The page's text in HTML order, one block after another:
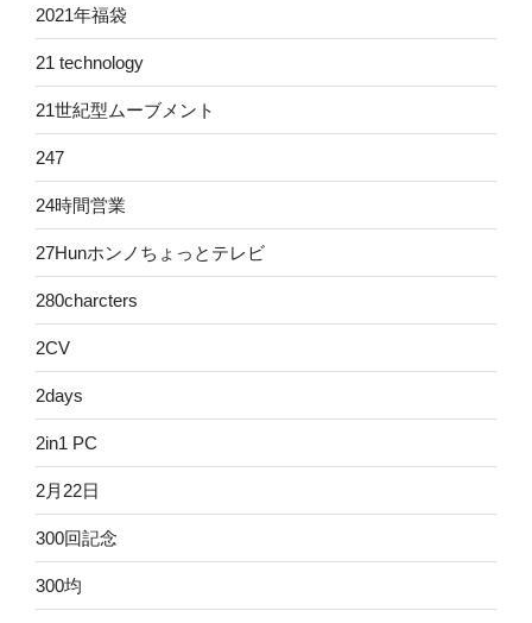
2021年福袋
21 technology
21世紀型ムーブメント
247
24時間営業
27Hunホンノちょっとテレビ
280charcters
2CV
2days
2in1 PC
2月22日
300回記念
300均